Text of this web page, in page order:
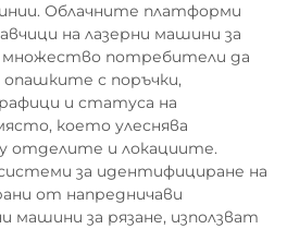
Облачните платформи
на лазерни машини за
множество потребители да
с поръчки,
и статуса на
което улеснява
отделите и локациите.
за идентифициране на
от напредничави
машини за рязане, използват